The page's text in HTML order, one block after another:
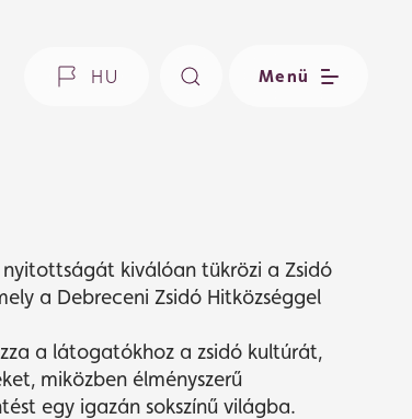
HU Menü
kiválóan tükrözi a Zsidó
a Debreceni Zsidó Hitközséggel
a látogatókhoz a zsidó kultúrát,
miközben élményszerű
egy igazán sokszínű világba.